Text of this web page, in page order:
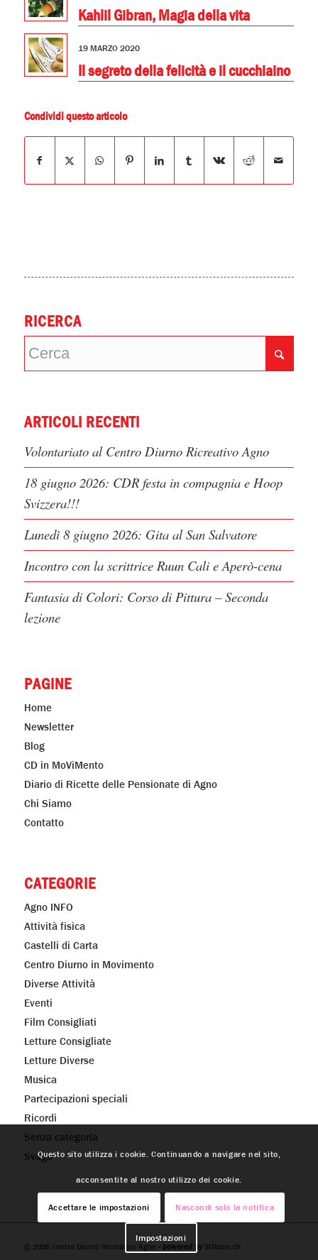
Kahlil Gibran, Magia della vita
19 MARZO 2020
Il segreto della felicità e il cucchiaino
Condividi questo articolo
RICERCA
ARTICOLI RECENTI
Volontariato al Centro Diurno Ricreativo Agno
18 giugno 2026: CDR festa in compagnia e Hoop
Svizzera!!!
Lunedì 8 giugno 2026: Gita al San Salvatore
Incontro con la scrittrice Ruun Cali e Aperò-cena
Fantasia di Colori: Corso di Pittura – Seconda
lezione
PAGINE
Home
Newsletter
Blog
CD in MoViMento
Diario di Ricette delle Pensionate di Agno
Chi Siamo
Contatto
CATEGORIE
Agno INFO
Attività fisica
Castelli di Carta
Centro Diurno in Movimento
Diverse Attività
Eventi
Film Consigliati
Letture Consigliate
Letture Diverse
Musica
Partecipazioni speciali
Ricordi
Senza categoria
Svago
© 2026 Centro Diurno Ricreativo Agno - powered by SITIcino.ch
Questo sito utilizza i cookie. Continuando a navigare nel sito,
acconsentite al nostro utilizzo dei cookie.
Accettare le impostazioni Nascondi solo la notifica
Impostazioni